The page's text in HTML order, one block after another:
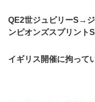
QE2世ジュビリーS→
ンピオンズスプリントS
イギリス開催に拘って